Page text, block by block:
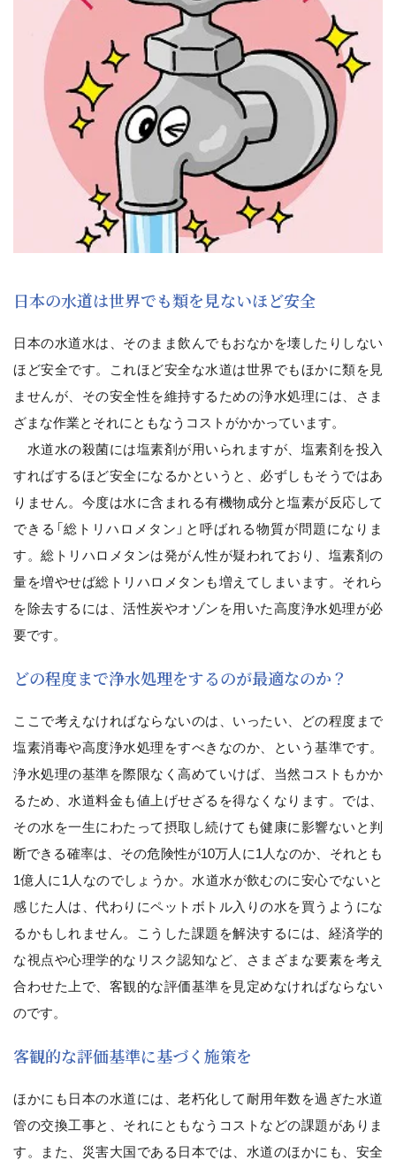
日本の水道は世界でも類を見ないほど安全
日本の水道水は、そのまま飲んでもおなかを壊したりしない
ほど安全です。これほど安全な水道は世界でもほかに類を見
ませんが、その安全性を維持するための浄水処理には、さま
ざまな作業とそれにともなうコストがかかっています。
水道水の殺菌には塩素剤が用いられますが、塩素剤を投入
すればするほど安全になるかというと、必ずしもそうではあ
りません。今度は水に含まれる有機物成分と塩素が反応して
できる「総トリハロメタン」と呼ばれる物質が問題になりま
す。総トリハロメタンは発がん性が疑われており、塩素剤の
量を増やせば総トリハロメタンも増えてしまいます。それら
を除去するには、活性炭やオゾンを用いた高度浄水処理が必
要です。
どの程度まで浄水処理をするのが最適なのか？
ここで考えなければならないのは、いったい、どの程度まで
塩素消毒や高度浄水処理をすべきなのか、という基準です。
浄水処理の基準を際限なく高めていけば、当然コストもかか
るため、水道料金も値上げせざるを得なくなります。では、
その水を一生にわたって摂取し続けても健康に影響ないと判
断できる確率は、その危険性が10万人に1人なのか、それとも
1億人に1人なのでしょうか。水道水が飲むのに安心でないと
感じた人は、代わりにペットボトル入りの水を買うようにな
るかもしれません。こうした課題を解決するには、経済学的
な視点や心理学的なリスク認知など、さまざまな要素を考え
合わせた上で、客観的な評価基準を見定めなければならない
のです。
客観的な評価基準に基づく施策を
ほかにも日本の水道には、老朽化して耐用年数を過ぎた水道
管の交換工事と、それにともなうコストなどの課題がありま
す。また、災害大国である日本では、水道のほかにも、安全